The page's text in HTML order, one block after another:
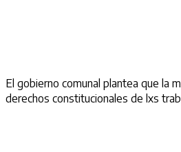
El gobierno comunal plantea que la
derechos constitucionales de lxs